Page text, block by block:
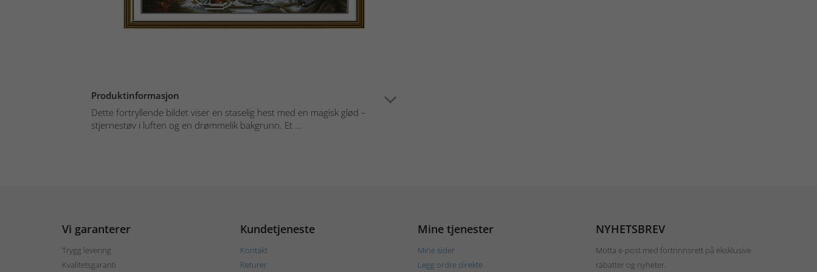
Produktinformasjon
Dette fortryllende bildet viser en staselig hest med en magisk glød –
stjernestøv i luften og en drømmelik bakgrunn. Et ...
Vi garanterer
Trygg levering
Kvalitetsgaranti
Kundetjeneste
Kontakt
Returer
Mine tjenester
Mine sider
Legg ordre direkte
NYHETSBREV
Motta e-post med fortrinnsrett på eksklusive
rabatter og nyheter.